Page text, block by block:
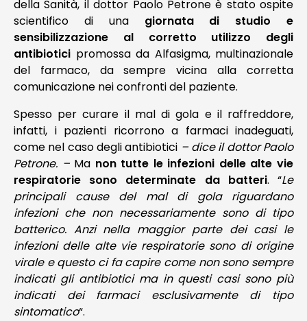
della Sanità, il dottor Paolo Petrone è stato ospite
scientifico di una giornata di studio e
sensibilizzazione al corretto utilizzo degli
antibiotici promossa da Alfasigma, multinazionale
del farmaco, da sempre vicina alla corretta
comunicazione nei confronti del paziente.
Spesso per curare il mal di gola e il raffreddore,
infatti, i pazienti ricorrono a farmaci inadeguati,
come nel caso degli antibiotici – dice il dottor Paolo
Petrone. –Ma non tutte le infezioni delle alte vie
respiratorie sono determinate da batteri. “Le
principali cause del mal di gola riguardano
infezioni che non necessariamente sono di tipo
batterico. Anzi nella maggior parte dei casi le
infezioni delle alte vie respiratorie sono di origine
virale e questo ci fa capire come non sono sempre
indicati gli antibiotici ma in questi casi sono più
indicati dei farmaci esclusivamente di tipo
sintomatico“.